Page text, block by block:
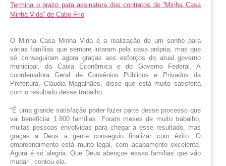
Termina o prazo para assinatura dos contratos do “Minha Casa
Minha Vida” de Cabo Frio
O Minha Casa Minha Vida é a realização de um sonho para
várias famílias que sempre lutaram pela casa própria, mas que
só conseguiram agora graças aos esforços do atual governo
municipal, da Caixa Econômica e do Governo Federal. A
coordenadora Geral de Convênios Públicos e Privados da
Prefeitura, Cláudia Magalhães, disse que está muito satisfeita
com o resultado desse trabalho.
“É uma grande satisfação poder fazer parte desse processo que
vai beneficiar 1.800 famílias. Foram meses de muito trabalho,
muitas pessoas envolvidas para chegar a esse resultado, mas
graças a Deus a gente conseguiu finalizar com êxito. O
empreendimento está muito legal, com acabamento excelente.
Agora é só alegria. Que Deus abençoe essas famílias que vão
mudar”, contou ela.